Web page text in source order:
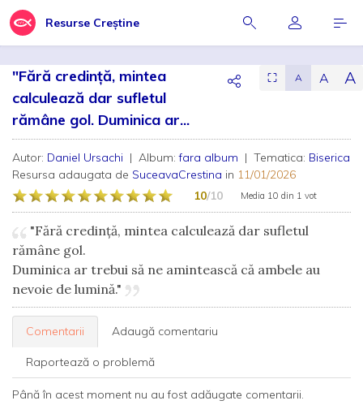
Resurse Creștine
"Fără credință, mintea
calculează dar sufletul
rămâne gol. Duminica ar...
⛶ A A A
Autor: Daniel Ursachi | Album:fara album | Tematica: Biserica
Resursa adaugata de SuceavaCrestina in 11/01/2026
10/10 Media 10 din 1 vot
"Fără credință, mintea calculează dar sufletul
rămâne gol.
Duminica ar trebui să ne amintească că ambele au
nevoie de lumină."
Comentarii Adaugă comentariu
Raportează o problemă
Până în acest moment nu au fost adăugate comentarii.